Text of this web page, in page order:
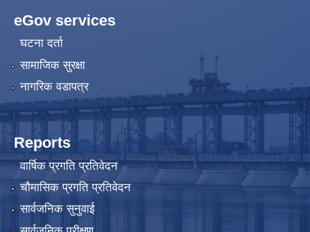
eGov services
घटना दर्ता
सामाजिक सुरक्षा
नागरिक वडापत्र
Reports
वार्षिक प्रगति प्रतिवेदन
चौमासिक प्रगति प्रतिवेदन
सार्वजनिक सुनुवाई